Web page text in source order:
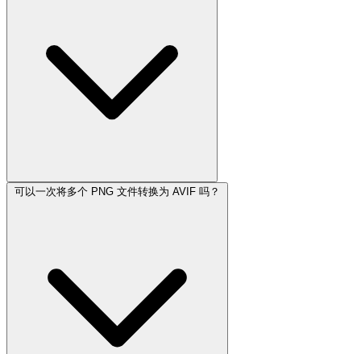
可以一次将多个 PNG 文件转换为 AVIF 吗？